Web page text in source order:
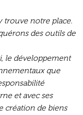
trouve notre place.
des outils de
le développement
que
et avec ses
création de biens